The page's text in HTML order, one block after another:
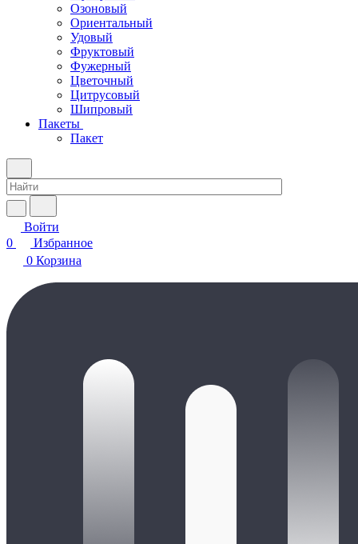
Озоновый
Ориентальный
Удовый
Фруктовый
Фужерный
Цветочный
Цитрусовый
Шипровый
Пакеты
Пакет
Войти
0
Избранное
0 Корзина